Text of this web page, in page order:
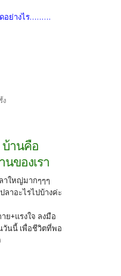
ย่างไร.........
ง
บ้านคือ
นของเรา
าใหญ่มากๆๆๆ
ปลาอะไรไปบ้างค่ะ
าย+แรงใจ ลงมือ
วันนี้ เพื่อชีวิตที่พอ